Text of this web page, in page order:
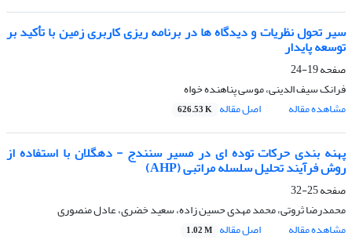
سیر تحول نظریات و دیدگاه ها در برنامه‏ ریزى کاربرى زمین با تأکید بر
توسعه پایدار
صفحه19-24
فرانک سیف الدینی، موسی پناهنده خواه
مشاهده مقاله
اصل مقاله 626.53 K
پهنه ‏بندى حرکات توده ‏اى در مسیر سنندج - دهگلان با استفاده از
روش فرآیند تحلیل سلسله مراتبى (AHP)
صفحه25-32
محمدرضا ثروتی، محمد مهدی حسین زاده، سعید خضری، عادل منصوری
مشاهده مقاله
اصل مقاله 1.02 M